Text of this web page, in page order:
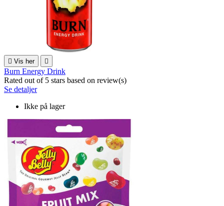
 Vis her 
Burn Energy Drink
Rated out of 5 stars based on review(s)
Se detaljer
Ikke på lager